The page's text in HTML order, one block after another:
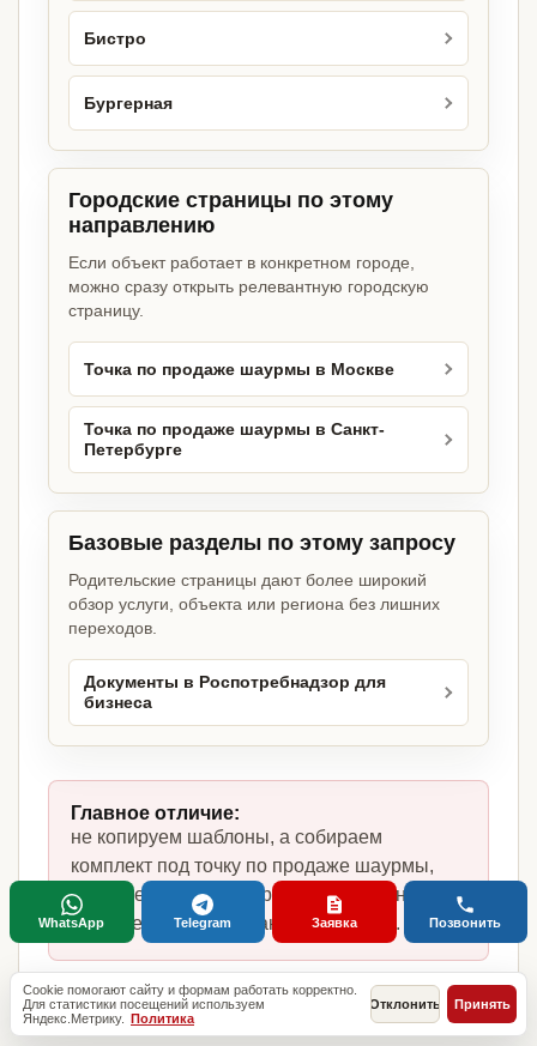
Бистро
Бургерная
Городские страницы по этому
направлению
Если объект работает в конкретном городе,
можно сразу открыть релевантную городскую
страницу.
Точка по продаже шаурмы в Москве
Точка по продаже шаурмы в Санкт-
Петербурге
Базовые разделы по этому запросу
Родительские страницы дают более широкий
обзор услуги, объекта или региона без лишних
переходов.
Документы в Роспотребнадзор для
бизнеса
Главное отличие:
не копируем шаблоны, а собираем
комплект под точку по продаже шаурмы,
фактическую модель работы, сотрудников,
помещение и требования по России.
Cookie помогают сайту и формам работать корректно.
Для статистики посещений используем
Яндекс.Метрику. Политика
Отклонить Принять
WhatsApp Telegram Заявка Позвонить